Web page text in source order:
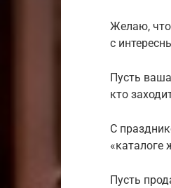
Желаю,
с
Пусть
кто
С
«каталоге
Пусть